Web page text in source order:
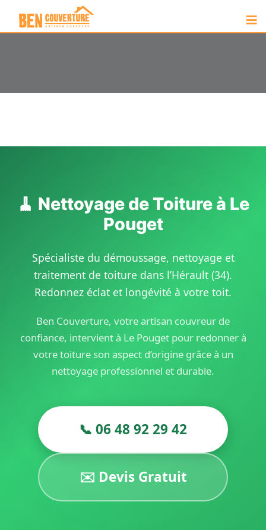
🧹 Nettoyage de Toiture à Le
Pouget
Spécialiste du démoussage, nettoyage et
traitement de toiture dans l’Hérault (34).
Redonnez éclat et longévité à votre toit.
Ben Couverture, votre artisan couvreur de
confiance, intervient à Le Pouget pour redonner à
votre toiture son aspect d’origine grâce à un
nettoyage professionnel et durable.
📞 06 48 92 29 42
✉️ Devis Gratuit